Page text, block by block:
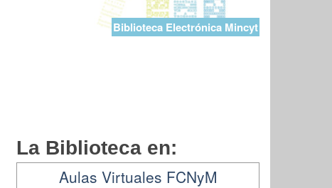
Biblioteca Electrónica Mincyt
La Biblioteca en:
Aulas Virtuales FCNyM